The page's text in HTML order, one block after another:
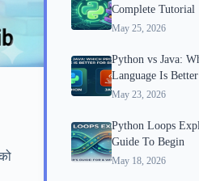
Complete Tutorial
May 25, 2026
Python vs Java:
Language Is
May 23, 2026
Python Loops
Guide To Begin
May 18, 2026